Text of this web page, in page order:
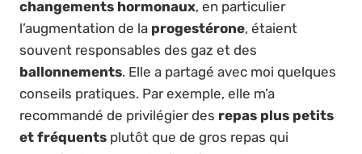
changements hormonaux, en particulier
l’augmentation de la progestérone, étaient
souvent responsables des gaz et des
ballonnements. Elle a partagé avec moi quelques
conseils pratiques. Par exemple, elle m’a
recommandé de privilégier des repas plus petits
et fréquents plutôt que de gros repas qui